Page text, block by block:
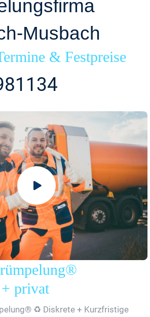
Musbach
& Festpreise
privat
♻️ Diskrete + Kurzfristige